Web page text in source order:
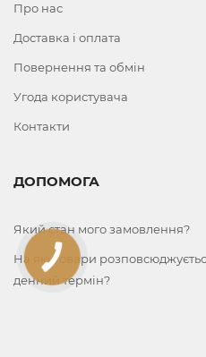
Про нас
Доставка і оплата
Повернення та обмін
Угода користувача
Контакти
ДОПОМОГА
Який стан мого замовлення?
На які товари
денний термін?
КНОПКА
ЗВ'ЯЗКУ